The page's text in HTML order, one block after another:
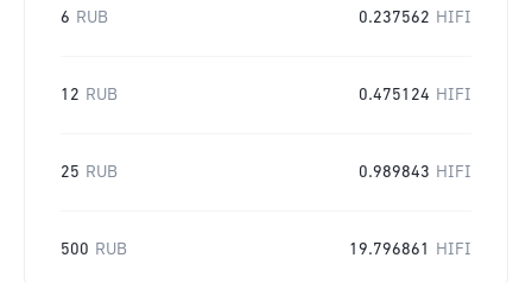
6 RUB 0.237562 HIFI
12 RUB 0.475124 HIFI
25 RUB 0.989843 HIFI
500 RUB 19.796861 HIFI